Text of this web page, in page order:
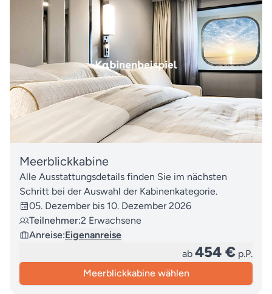
Meerblickkabine
Alle Ausstattungsdetails finden Sie im nächsten
Schritt bei der Auswahl der Kabinenkategorie.
05. Dezember bis 10. Dezember 2026
Teilnehmer:2 Erwachsene
Anreise:Eigenanreise
ab 454 € p.P.
Meerblickkabine wählen